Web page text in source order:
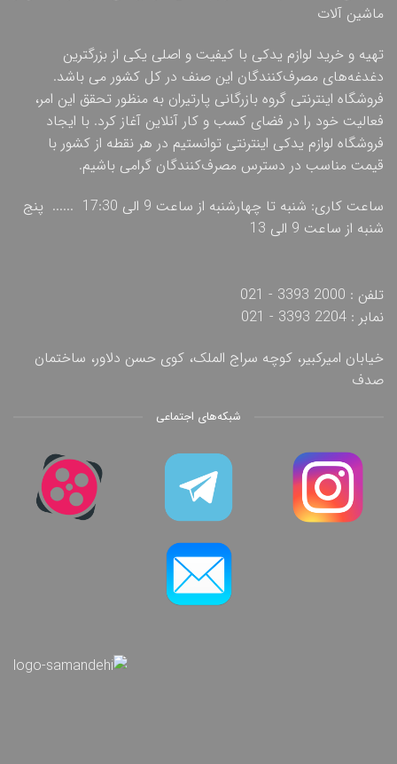
ماشین آلات
تهیه و خرید لوازم یدکی با کیفیت و اصلی یکی از بزرگترین
دغدغه‌های مصرف‌کنندگان این صنف در کل کشور می باشد.
فروشگاه اینترنتی گروه بازرگانی پارتیران به منظور تحقق این امر،
فعالیت خود را در فضای کسب و کار آنلاین آغاز کرد. با ایجاد
فروشگاه لوازم یدکی اینترنتی توانستیم در هر نقطه از کشور با
قیمت مناسب در دسترس مصرف‌کنندگان گرامی باشیم.
ساعت کاری: شنبه تا چهارشنبه از ساعت 9 الی 17:30 ...... پنج
شنبه از ساعت 9 الی 13
تلفن : 2000 3393 - 021
نمابر : 2204 3393 - 021
خیابان امیرکبیر، کوچه سراج الملک، کوی حسن دلاور، ساختمان
صدف
شبکه‌های اجتماعی